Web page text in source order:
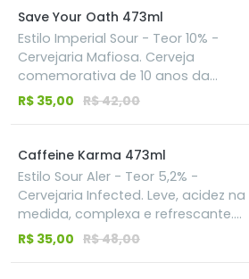
atravessa gerações.
direção, abrindo um leque de
aromas e sabores frutados.
Save Your Oath 473ml
Estilo Imperial Sour - Teor 10% -
Cervejaria Mafiosa. Cerveja
comemorativa de 10 anos da
Famiglia! Uma imperial sour com
explosão de frutas.
R$ 35,00 R$ 42,00
Caffeine Karma 473ml
Estilo Sour Aler - Teor 5,2% -
Cervejaria Infected. Leve, acidez na
medida, complexa e refrescante.
Produzida com adição de cold brew,
R$ 35,00 R$ 48,00